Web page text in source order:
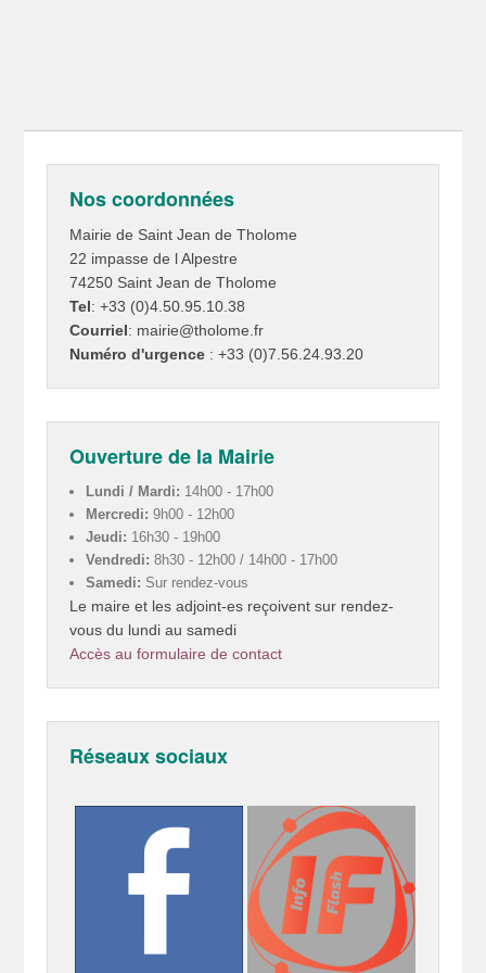
Nos coordonnées
Mairie de Saint Jean de Tholome
22 impasse de l Alpestre
74250 Saint Jean de Tholome
Tel: +33 (0)4.50.95.10.38
Courriel: mairie@tholome.fr
Numéro d'urgence: +33 (0)7.56.24.93.20
Ouverture de la Mairie
Lundi / Mardi: 14h00 - 17h00
Mercredi: 9h00 - 12h00
Jeudi: 16h30 - 19h00
Vendredi: 8h30 - 12h00 / 14h00 - 17h00
Samedi: Sur rendez-vous
Le maire et les adjoint-es reçoivent sur rendez-
vous du lundi au samedi
Accès au formulaire de contact
Réseaux sociaux